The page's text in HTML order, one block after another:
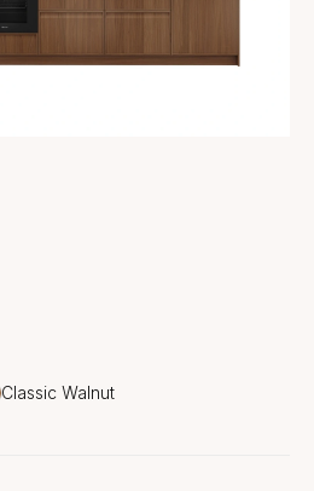
Classic Walnut